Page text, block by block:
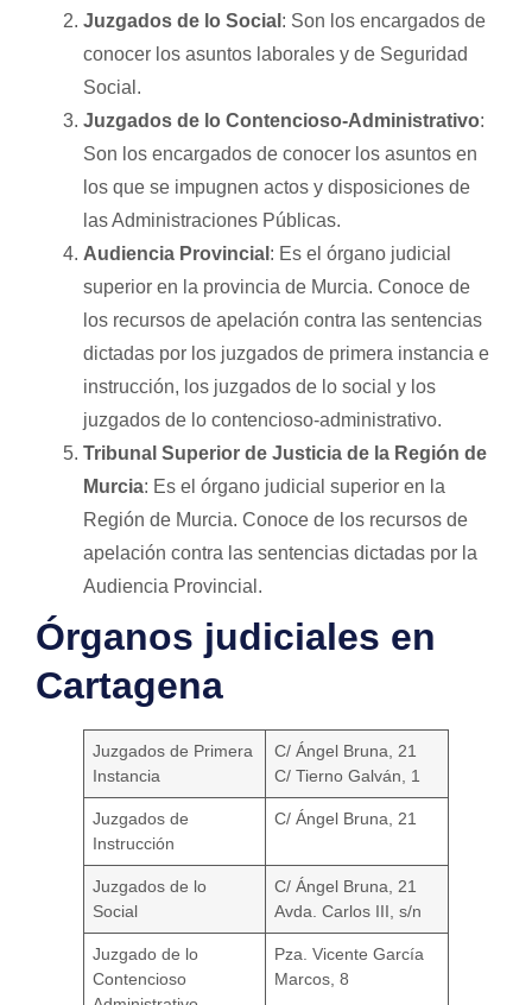
Juzgados de lo Social : Son los encargados de
conocer los asuntos laborales y de Seguridad
Social.
Juzgados de lo Contencioso-Administrativo:
Son los encargados de conocer los asuntos en
los que se impugnen actos y disposiciones de
las Administraciones Públicas.
Audiencia Provincial : Es el órgano judicial
superior en la provincia de Murcia. Conoce de
los recursos de apelación contra las sentencias
dictadas por los juzgados de primera instancia e
instrucción, los juzgados de lo social y los
juzgados de lo contencioso-administrativo.
Tribunal Superior de Justicia de la Región de
Murcia: Es el órgano judicial superior en la
Región de Murcia. Conoce de los recursos de
apelación contra las sentencias dictadas por la
Audiencia Provincial.
Órganos judiciales en
Cartagena
Juzgados de Primera
Instancia
C/ Ángel Bruna, 21
C/ Tierno Galván, 1
Juzgados de
Instrucción
C/ Ángel Bruna, 21
Juzgados de lo
Social
C/ Ángel Bruna, 21
Avda. Carlos III, s/n
Juzgado de lo
Contencioso
Pza. Vicente García
Marcos, 8